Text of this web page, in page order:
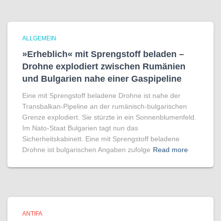
ALLGEMEIN
»Erheblich« mit Sprengstoff beladen –
Drohne explodiert zwischen Rumänien
und Bulgarien nahe einer Gaspipeline
Eine mit Sprengstoff beladene Drohne ist nahe der
Transbalkan-Pipeline an der rumänisch-bulgarischen
Grenze explodiert. Sie stürzte in ein Sonnenblumenfeld.
Im Nato-Staat Bulgarien tagt nun das
Sicherheitskabinett. Eine mit Sprengstoff beladene
Drohne ist bulgarischen Angaben zufolge Read more
ANTIFA